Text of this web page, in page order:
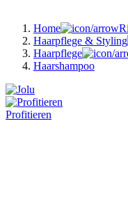
Home
Haarpflege & Styling
Haarpflege
Haarshampoo
Profitieren